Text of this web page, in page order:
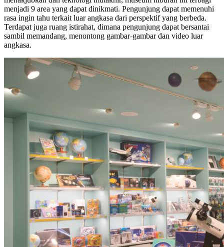
menjadi 9 area yang dapat dinikmati. Pengunjung dapat memenuhi
rasa ingin tahu terkait luar angkasa dari perspektif yang berbeda.
Terdapat juga ruang istirahat, dimana pengunjung dapat bersantai
sambil memandang, menontong gambar-gambar dan video luar
angkasa.